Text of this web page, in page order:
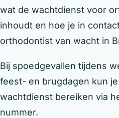
wat de wachtdienst voor
inhoudt en hoe je in
orthodontist van wacht in
Bij spoedgevallen tijdens
feest- en brugdagen kun
wachtdienst bereiken via
nummer.